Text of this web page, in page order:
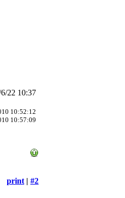
22 10:37
10:52:12
10:57:09
print | #2